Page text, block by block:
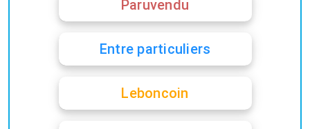
Paruvendu
Entre particuliers
Leboncoin